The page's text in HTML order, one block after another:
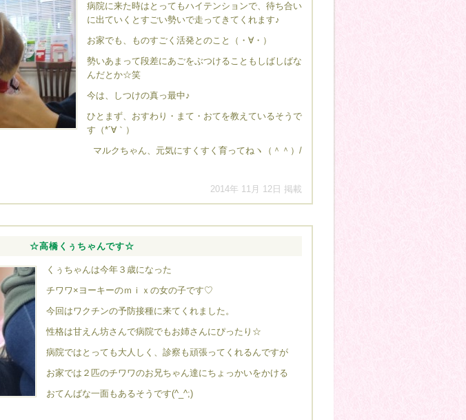
病院に来た時はとってもハイテンションで、待ち合い
に出ていくとすごい勢いで走ってきてくれます♪
お家でも、ものすごく活発とのこと（・∀・）
勢いあまって段差にあごをぶつけることもしばしばな
んだとか☆笑
今は、しつけの真っ最中♪
ひとまず、おすわり・まて・おてを教えているそうで
す（*´∀｀）
マルクちゃん、元気にすくすく育ってねヽ（＾＾）/
2014年 11月 12日 掲載
☆高橋くぅちゃんです☆
くぅちゃんは今年３歳になった
チワワ×ヨーキーのｍｉｘの女の子です♡
今回はワクチンの予防接種に来てくれました。
性格は甘えん坊さんで病院でもお姉さんにぴったり☆
病院ではとっても大人しく、診察も頑張ってくれるんですが
お家では２匹のチワワのお兄ちゃん達にちょっかいをかける
おてんばな一面もあるそうです(^_^;)